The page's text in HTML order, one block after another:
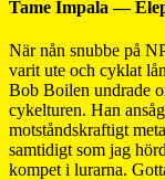
Tame Impala —
När nån snubbe på
varit ute och cyklat
Bob Boilen undrade
cykelturen. Han
motståndskraftigt
samtidigt som jag
kompet i lurarna.